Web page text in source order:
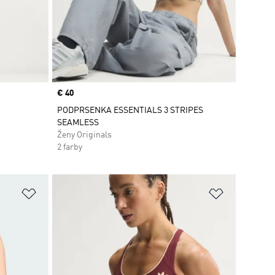
Price
€ 40
PODPRSENKA ESSENTIALS 3 STRIPES
SEAMLESS
Ženy Originals
2 farby
Pridať do zoznamu želaných položiek